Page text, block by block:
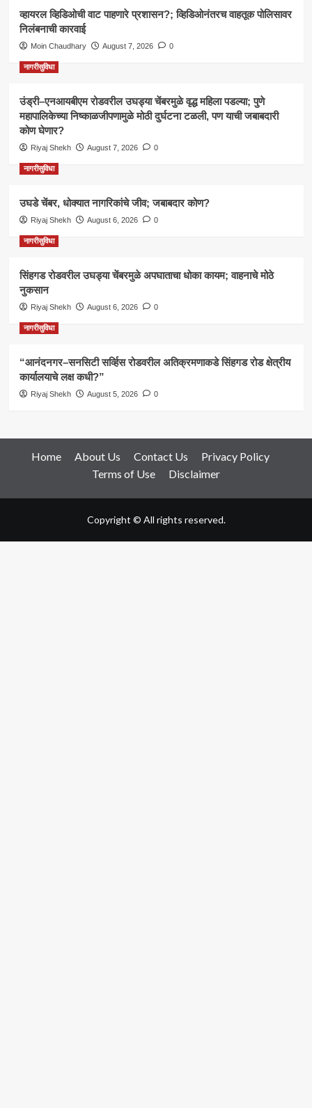
व्हायरल व्हिडिओची वाट पाहणारे प्रशासन?; व्हिडिओनंतरच वाहतूक पोलिसावर
निलंबनाची कारवाई
Moin Chaudhary August 7, 2026 0
नागरीसुविधा
उंड्री–एनआयबीएम रोडवरील उघड्या चेंबरमुळे वृद्ध महिला पडल्या; पुणे
महापालिकेच्या निष्काळजीपणामुळे मोठी दुर्घटना टळली, पण याची जबाबदारी
कोण घेणार?
Riyaj Shekh August 7, 2026 0
नागरीसुविधा
उघडे चेंबर, धोक्यात नागरिकांचे जीव; जबाबदार कोण?
Riyaj Shekh August 6, 2026 0
नागरीसुविधा
सिंहगड रोडवरील उघड्या चेंबरमुळे अपघाताचा धोका कायम; वाहनाचे मोठे
नुकसान
Riyaj Shekh August 6, 2026 0
नागरीसुविधा
“आनंदनगर–सनसिटी सर्व्हिस रोडवरील अतिक्रमणाकडे सिंहगड रोड क्षेत्रीय
कार्यालयाचे लक्ष कधी?”
Riyaj Shekh August 5, 2026 0
Home About Us Contact Us
Privacy Policy
Terms of Use
Disclaimer